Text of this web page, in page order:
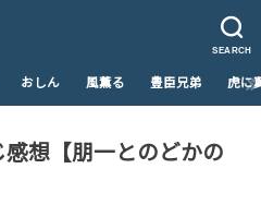
SEARCH
おしん 風薫る 豊臣兄弟 虎に
想【朋一とのどかの